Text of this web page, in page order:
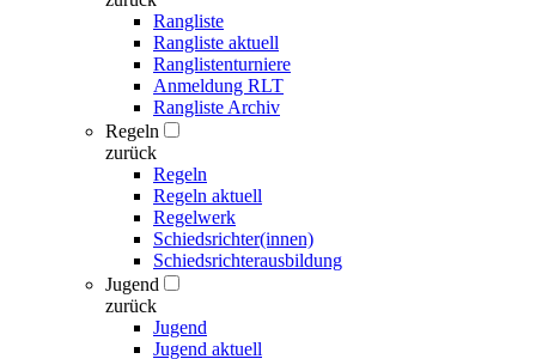
Rangliste
Rangliste aktuell
Ranglistenturniere
Anmeldung RLT
Rangliste Archiv
Regeln
zurück
Regeln
Regeln aktuell
Regelwerk
Schiedsrichter(innen)
Schiedsrichterausbildung
Jugend
zurück
Jugend
Jugend aktuell